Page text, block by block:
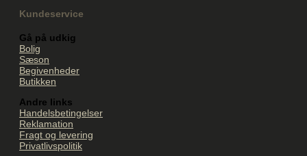
Kundeservice
Gå på udkig
Bolig
Sæson
Begivenheder
Butikken
Andre links
Handelsbetingelser
Reklamation
Fragt og levering
Privatlivspolitik